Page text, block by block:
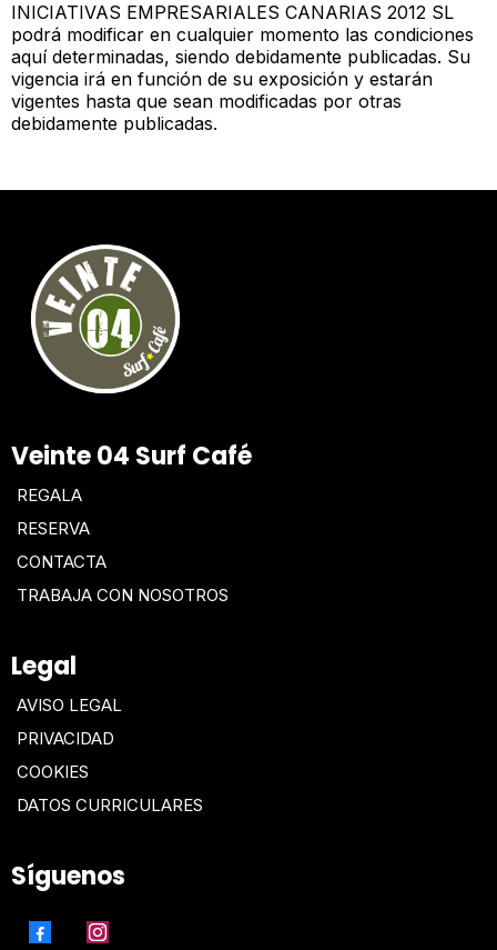
INICIATIVAS EMPRESARIALES CANARIAS 2012 SL
podrá modificar en cualquier momento las condiciones
aquí determinadas, siendo debidamente publicadas. Su
vigencia irá en función de su exposición y estarán
vigentes hasta que sean modificadas por otras
debidamente publicadas.
Veinte 04 Surf Café
REGALA
RESERVA
CONTACTA
TRABAJA CON NOSOTROS
Legal
AVISO LEGAL
PRIVACIDAD
COOKIES
DATOS CURRICULARES
Síguenos